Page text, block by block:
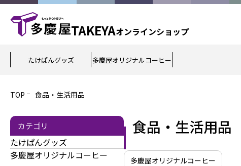
TAKEYAオンラインショップ
たけぱんグッズ 多慶屋オリジナルコーヒー
TOP 食品・生活用品
食品・生活用品
多慶屋オリジナルコーヒー
カテゴリ
たけぱんグッズ
多慶屋オリジナルコーヒー